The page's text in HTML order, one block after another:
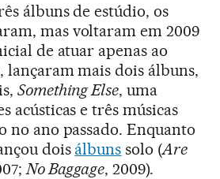
álbuns de estúdio, os
mas voltaram em 2009
de atuar apenas ao
mais dois álbuns,
Something Else, uma
acústicas e três músicas
no ano passado. Enquanto
dois álbuns solo (Are
No Baggage, 2009).